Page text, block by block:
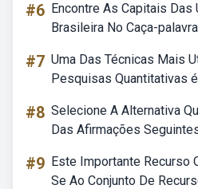
#6 Encontre As Capitais Das
Brasileira No Caça-
#7 Uma Das Técnicas Mais
Pesquisas Quantitativas
#8 Selecione A Alternativa
Das Afirmações
#9 Este Importante Recurso
Se Ao Conjunto De